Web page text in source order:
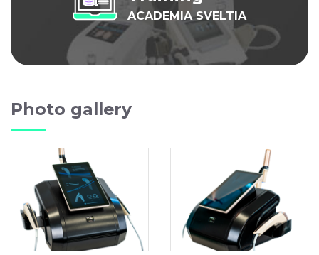
ACADEMIA SVELTIA
Photo gallery